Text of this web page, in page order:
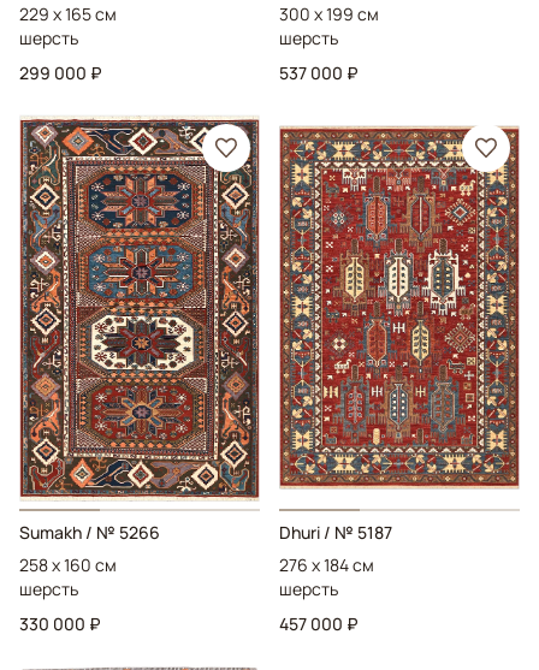
229 x 165 см
шерсть
299 000 ₽
300 x 199 см
шерсть
537 000 ₽
Sumakh / № 5266
258 x 160 см
шерсть
330 000 ₽
Dhuri / № 5187
276 x 184 см
шерсть
457 000 ₽